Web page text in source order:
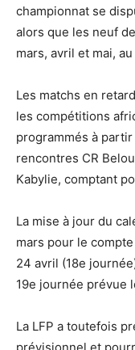
championnat se
alors que les neuf
mars, avril et mai,
Les matchs en
les compétitions
programmés à
rencontres CR
Kabylie, comptant
La mise à jour du
mars pour le
24 avril (18e
19e journée prévue
La LFP a toutefois